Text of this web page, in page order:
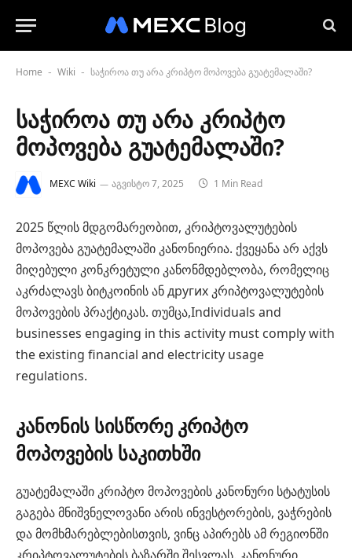
Home - Wiki - საჭიროა თუ არა კრიპტო მოპოვება გუატემალაში?
საჭიროა თუ არა კრიპტო
მოპოვება გუატემალაში?
MEXC Wiki აგვისტო 7, 2025 1 Min Read
2025 წლის მდგომარეობით, კრიპტოვალუტების
მოპოვება გუატემალაში კანონიერია. ქვეყანა არ აქვს
მიღებული კონკრეტული კანონმდებლობა, რომელიც
აკრძალავს ბიტკოინის ან других კრიპტოვალუტების
მოპოვების პრაქტიკას. თუმცა,Individuals and
businesses engaging in this activity must comply with
the existing financial and electricity usage
regulations.
კანონის სისწორე კრიპტო
მოპოვების საკითხში
გუატემალაში კრიპტო მოპოვების კანონური სტატუსის
გაგება მნიშვნელოვანი არის ინვესტორების, ვაჭრების
და მომხმარებლებისთვის, ვინც აპირებს ამ რეგიონში